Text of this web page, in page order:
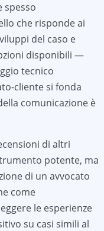
spesso
che risponde ai
del caso e
disponibili —
tecnico
cliente si fonda
comunicazione è
di altri
potente, ma
di un avvocato
come
le esperienze
su casi simili al